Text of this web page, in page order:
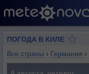
ПОГОДА В КИЛЕ
Все страны › Германия ›